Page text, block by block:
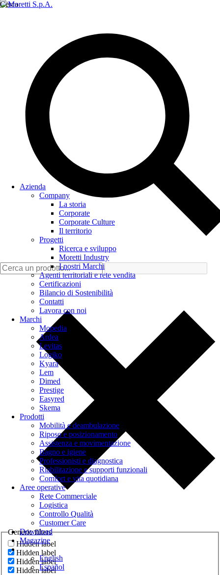
Cerca
Generic filters
Hidden label
Hidden label
Hidden label
Hidden label
Azienda
Company
La storia
Corporate
Corporate Culture
Il territorio
Progetti
Ricerca e sviluppo
Moretti Industry
I nostri Marchi
Agenti territoriali e rete vendita
Certificazioni
Bilancio di Sostenibilità
Contatti
Lavora con noi
Marchi
Mopedia
Ardea
Levitas
Logiko
Kyara
Lem
Dimed
Prestige
Easyred
Skema
Prodotti
Mobilità e deambulazione
Riposo e posizionamento
Assistenza e movimentazione
Bagno e igiene
Professionisti e diagnostica
Riabilitazione e supporti funzionali
Comfort e vita quotidiana
Aree operative
Rete Commerciale
Logistica
Controllo Qualità
Customer Care
Download
Magazine
English
Español